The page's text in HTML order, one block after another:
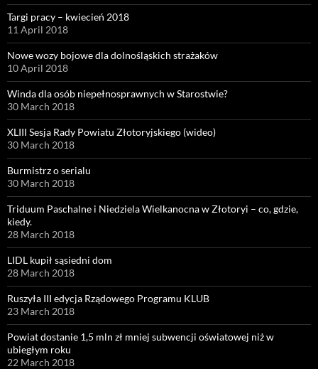
Targi pracy – kwiecień 2018
11 April 2018
Nowe wozy bojowe dla dolnośląskich strażaków
10 April 2018
Winda dla osób niepełnosprawnych w Starostwie?
30 March 2018
XLIII Sesja Rady Powiatu Złotoryjskiego (wideo)
30 March 2018
Burmistrz o serialu
30 March 2018
Triduum Paschalne i Niedziela Wielkanocna w Złotoryi – co, gdzie,
kiedy.
28 March 2018
LIDL kupił sąsiedni dom
28 March 2018
Ruszyła III edycja Rządowego Programu KLUB
23 March 2018
Powiat dostanie 1,5 mln zł mniej subwencji oświatowej niż w
ubiegłym roku
22 March 2018